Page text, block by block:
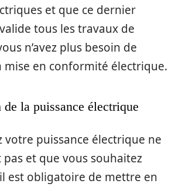
et que ce dernier
tous les travaux de
n’avez plus besoin de
mise en conformité électrique.
de la puissance électrique
votre puissance électrique ne
et que vous souhaitez
il est obligatoire de mettre en